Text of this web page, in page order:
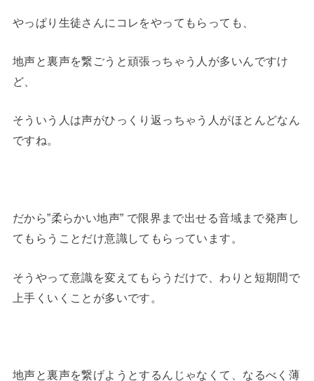
やっぱり生徒さんにコレをやってもらっても、
地声と裏声を繋ごうと頑張っちゃう人が多いんですけ
ど、
そういう人は声がひっくり返っちゃう人がほとんどなん
ですね。
だから”柔らかい地声” で限界まで出せる音域まで発声し
てもらうことだけ意識してもらっています。
そうやって意識を変えてもらうだけで、わりと短期間で
上手くいくことが多いです。
地声と裏声を繋げようとするんじゃなくて、なるべく薄